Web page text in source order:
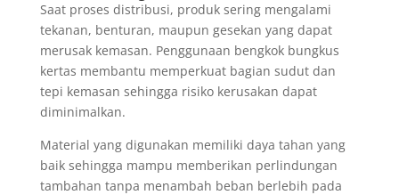
Saat proses distribusi, produk sering mengalami
tekanan, benturan, maupun gesekan yang dapat
merusak kemasan. Penggunaan bengkok bungkus
kertas membantu memperkuat bagian sudut dan
tepi kemasan sehingga risiko kerusakan dapat
diminimalkan.
Material yang digunakan memiliki daya tahan yang
baik sehingga mampu memberikan perlindungan
tambahan tanpa menambah beban berlebih pada